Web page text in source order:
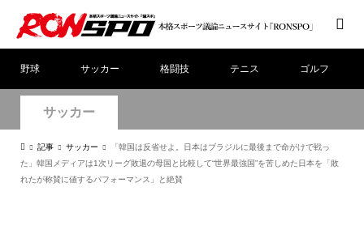
野球 サッカー 格闘技 テニス ゴルフ
サッカー
記事 サッカー
「韓国は反省せよ。日本はブラジルに最後まで命がけで戦っ
た」韓国メディアは1次リーグ敗退の母国と比較して“世界最強国”を苦しめた日本を「敗
れたが称賛に値するパフォーマンス」と絶賛